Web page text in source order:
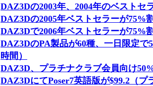
DAZ3Dの2003年、2004年のベストセ
DAZ3Dの2005年ベストセラーが75%
DAZ3Dで2006年ベストセラーが75%
DAZ3DのPA製品が60種、一日限定
時間）
DAZ3D、プラチナクラブ会員向け
DAZ3DにてPoser7英語版が$99.2（プ